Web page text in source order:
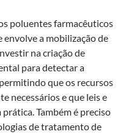
poluentes farmacêuticos
envolve a mobilização de
na criação de
para detectar a
que os recursos
necessários e que leis e
Também é preciso
de tratamento de